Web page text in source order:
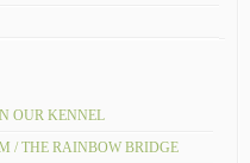
OUR KENNEL
/ THE RAINBOW BRIDGE